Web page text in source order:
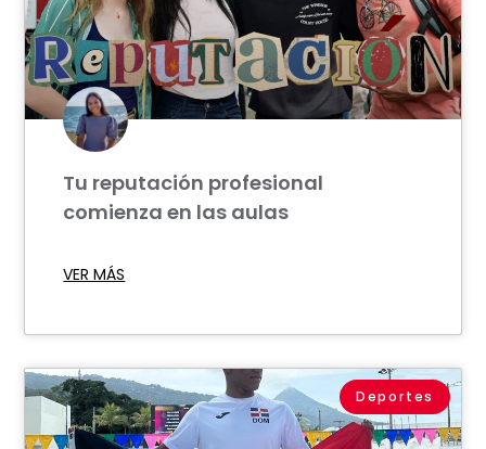
Tu reputación profesional
comienza en las aulas
VER MÁS
Deportes